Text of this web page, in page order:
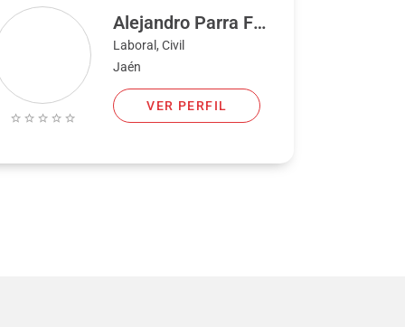
Alejandro Parra Frando
Laboral, Civil
Jaén
VER PERFIL